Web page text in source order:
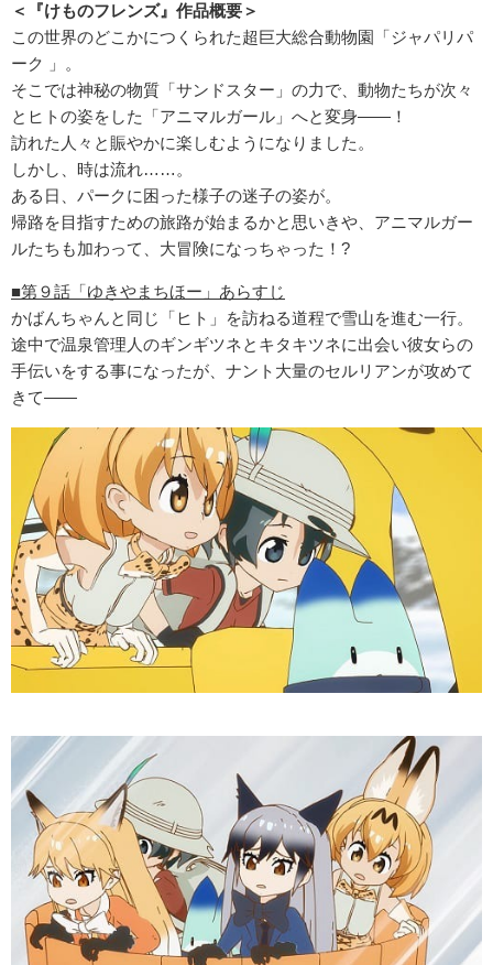
＜『けものフレンズ』作品概要＞
この世界のどこかにつくられた超巨大総合動物園「ジャパリパ
ーク 」。
そこでは神秘の物質「サンドスター」の力で、動物たちが次々
とヒトの姿をした「アニマルガール」へと変身――！
訪れた人々と賑やかに楽しむようになりました。
しかし、時は流れ……。
ある日、パークに困った様子の迷子の姿が。
帰路を目指すための旅路が始まるかと思いきや、アニマルガー
ルたちも加わって、大冒険になっちゃった！?
■第９話「ゆきやまちほー」あらすじ
かばんちゃんと同じ「ヒト」を訪ねる道程で雪山を進む一行。
途中で温泉管理人のギンギツネとキタキツネに出会い彼女らの
手伝いをする事になったが、ナント大量のセルリアンが攻めて
きて――